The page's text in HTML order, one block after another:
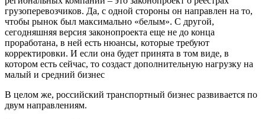
грузоперевозчиков. Да, с одной стороны он направлен на то,
чтобы рынок был максимально «белым». С другой,
сегодняшняя версия законопроекта еще не до конца
проработана, в ней есть нюансы, которые требуют
корректировки. И если она будет принята в том виде, в
котором есть сейчас, то создаст дополнительную нагрузку на
малый и средний бизнес
В целом же, российский транспортный бизнес развивается по
двум направлениям.